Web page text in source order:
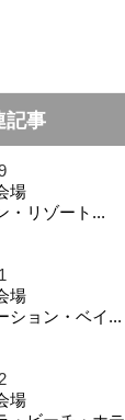
記事
場
・リゾート...
場
ション・ベイ...
場